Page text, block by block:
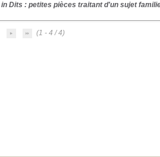
in Dits : petites pièces traitant d'un sujet
(1 - 4 / 4)